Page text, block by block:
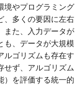
境やプログラミング
、多くの要因に左右
また、入力データが
も、データが大規模
ルゴリズムも存在す
せず、アルゴリズム
）を評価する統一的